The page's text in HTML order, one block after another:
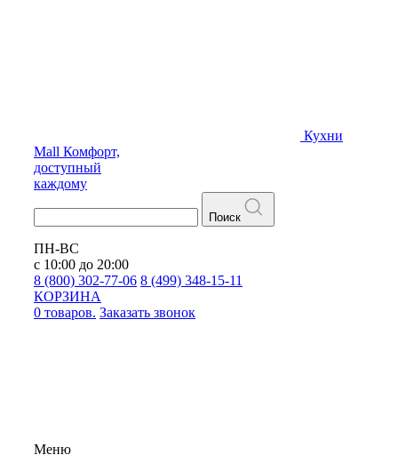
Кухни
Mall Комфорт,
доступный
каждому
Поиск
ПН-ВС
с 10:00 до 20:00
8 (800) 302-77-06 8 (499) 348-15-11
КОРЗИНА
0 товаров. Заказать звонок
Меню